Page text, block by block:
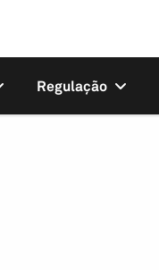
Regulação